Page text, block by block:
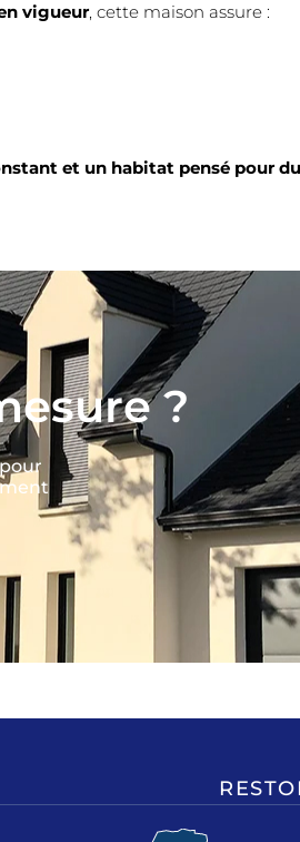
vigueur, cette maison assure :
et un habitat pensé pour
?